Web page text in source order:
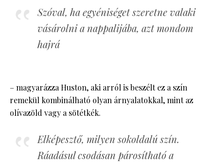
Szóval, ha egyéniséget szeretne valaki
vásárolni a nappalijába, azt mondom
hajrá
– magyarázza Huston, aki arról is beszélt ez a szín
remekül kombinálható olyan árnyalatokkal, mint az
olívazöld vagy a sötétkék.
Elképesztő, milyen sokoldalú szín.
Ráadásul csodásan párosítható a